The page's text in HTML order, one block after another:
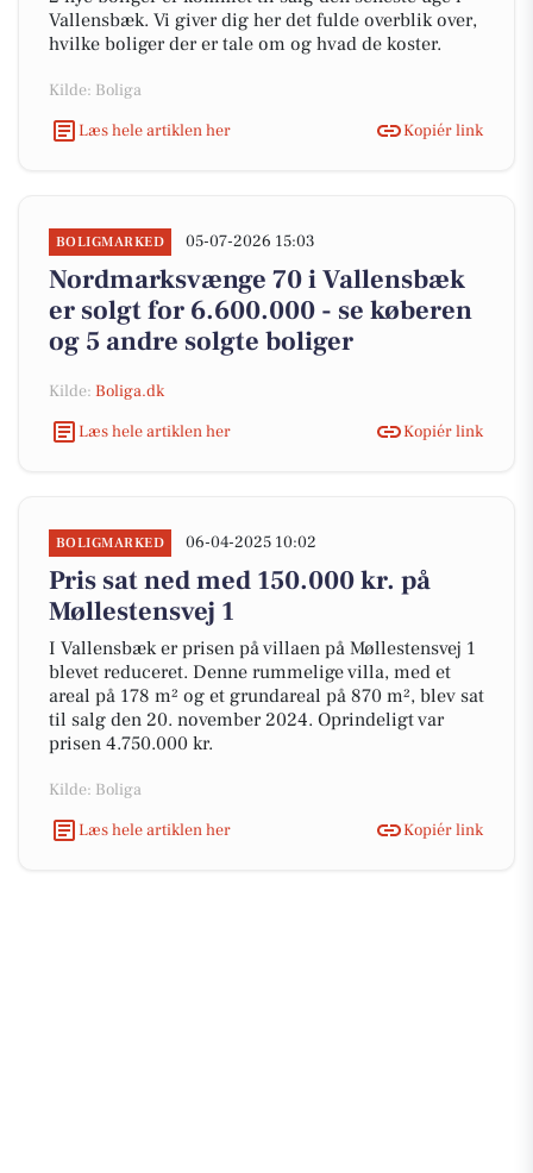
Vallensbæk. Vi giver dig her det fulde overblik over,
hvilke boliger der er tale om og hvad de koster.
Kilde: Boliga
Læs hele artiklen her
Kopiér link
BOLIGMARKED 05-07-2026 15:03
Nordmarksvænge 70 i Vallensbæk
er solgt for 6.600.000 - se køberen
og 5 andre solgte boliger
Kilde: Boliga.dk
Læs hele artiklen her
Kopiér link
BOLIGMARKED 06-04-2025 10:02
Pris sat ned med 150.000 kr. på
Møllestensvej 1
I Vallensbæk er prisen på villaen på Møllestensvej 1
blevet reduceret. Denne rummelige villa, med et
areal på 178 m² og et grundareal på 870 m², blev sat
til salg den 20. november 2024. Oprindeligt var
prisen 4.750.000 kr.
Kilde: Boliga
Læs hele artiklen her
Kopiér link